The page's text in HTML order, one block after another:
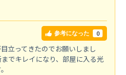
参考になった 0
立ってきたのでお願いしまし
でキレイになり、部屋に入る光